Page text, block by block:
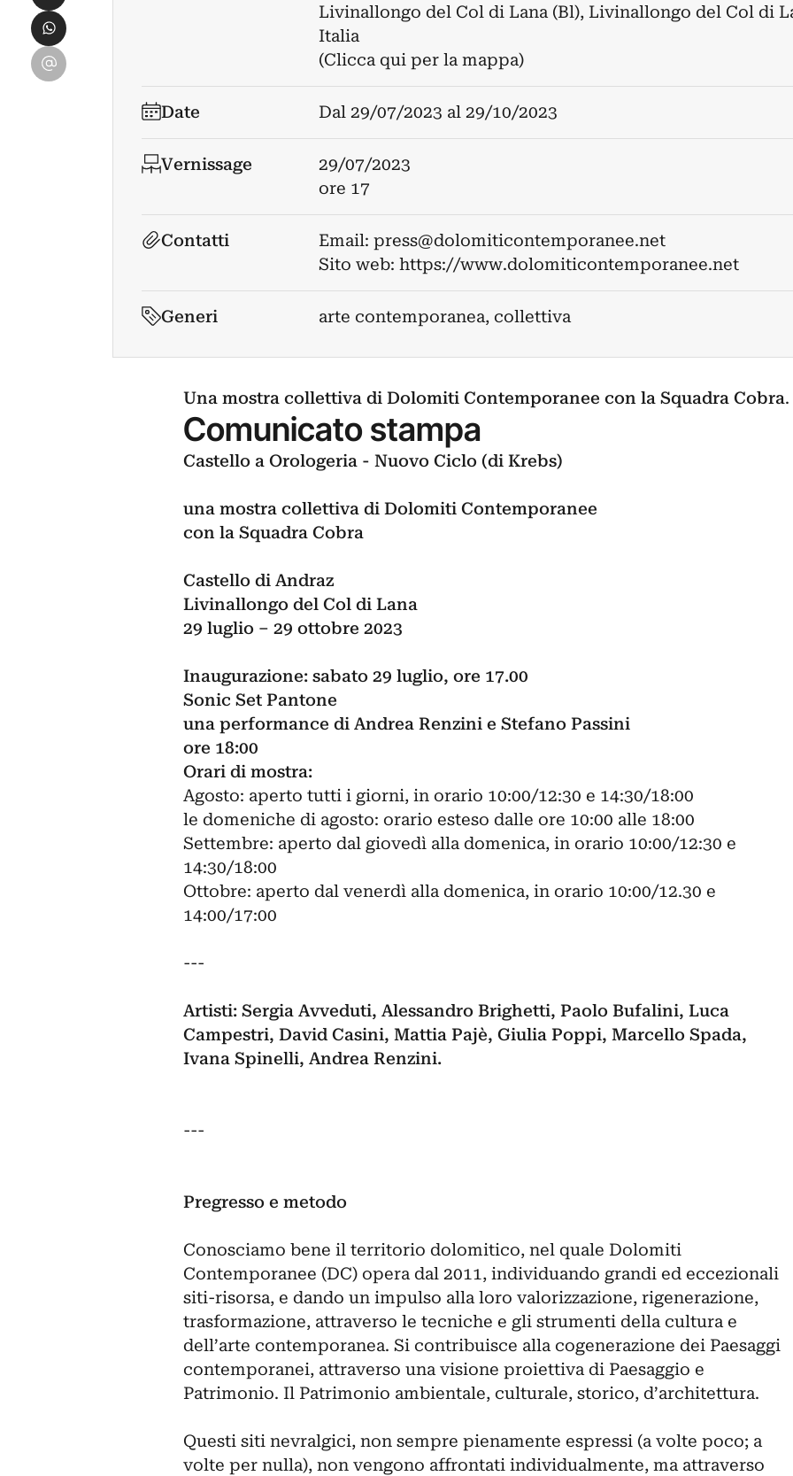
Livinallongo del Col di Lana (Bl), Livinallongo del Col di
Italia
(Clicca qui per la mappa)
Date Dal 29/07/2023 al 29/10/2023
Vernissage
29/07/2023
ore 17
Contatti Email: press@dolomiticontemporanee.net
Sito web: https://www.dolomiticontemporanee.net
Generi arte contemporanea, collettiva
Una mostra collettiva di Dolomiti Contemporanee con la Squadra Cobra.
Comunicato stampa
Castello a Orologeria - Nuovo Ciclo (di Krebs)
una mostra collettiva di Dolomiti Contemporanee
con la Squadra Cobra
Castello di Andraz
Livinallongo del Col di Lana
29 luglio – 29 ottobre 2023
Inaugurazione: sabato 29 luglio, ore 17.00
Sonic Set Pantone
una performance di Andrea Renzini e Stefano Passini
ore 18:00
Orari di mostra:
Agosto: aperto tutti i giorni, in orario 10:00/12:30 e 14:30/18:00
le domeniche di agosto: orario esteso dalle ore 10:00 alle 18:00
Settembre: aperto dal giovedì alla domenica, in orario 10:00/12:30 e
14:30/18:00
Ottobre: aperto dal venerdì alla domenica, in orario 10:00/12.30 e
14:00/17:00
---
Artisti: Sergia Avveduti, Alessandro Brighetti, Paolo Bufalini, Luca
Campestri, David Casini, Mattia Pajè, Giulia Poppi, Marcello Spada,
Ivana Spinelli, Andrea Renzini.
---
Pregresso e metodo
Conosciamo bene il territorio dolomitico, nel quale Dolomiti
Contemporanee (DC) opera dal 2011, individuando grandi ed eccezionali
siti-risorsa, e dando un impulso alla loro valorizzazione, rigenerazione,
trasformazione, attraverso le tecniche e gli strumenti della cultura e
dell’arte contemporanea. Si contribuisce alla cogenerazione dei Paesaggi
contemporanei, attraverso una visione proiettiva di Paesaggio e
Patrimonio. Il Patrimonio ambientale, culturale, storico, d’architettura.
Questi siti nevralgici, non sempre pienamente espressi (a volte poco; a
volte per nulla), non vengono affrontati individualmente, ma attraverso
Condividi su WhatsApp
Condividi su Email